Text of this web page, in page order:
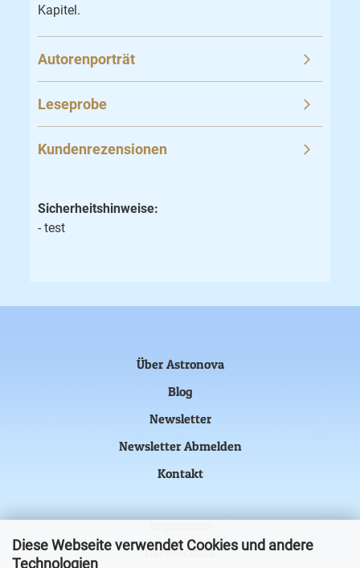
Diese Webseite verwendet Cookies und andere
Technologien
Kapitel.
Autorenporträt
Leseprobe
Kundenrezensionen
Sicherheitshinweise:
- test
Über Astronova
Blog
Newsletter
Newsletter Abmelden
Kontakt
Impressum
Datenschutz